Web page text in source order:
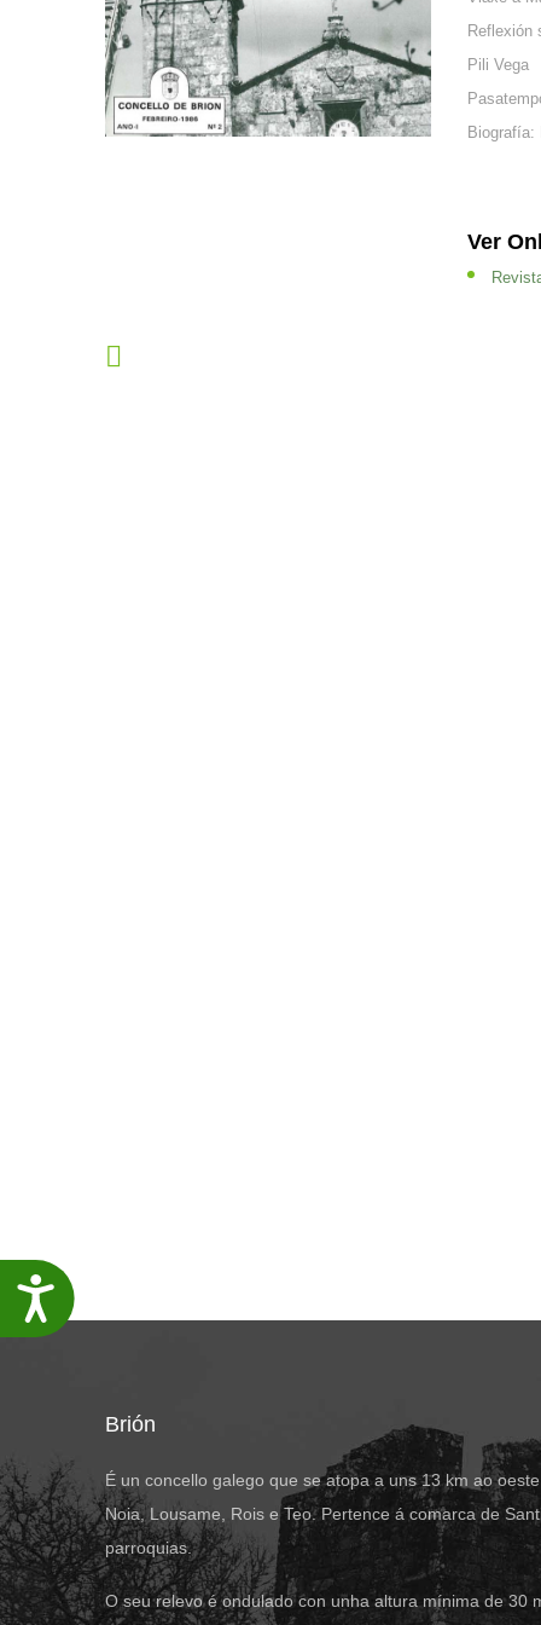
Accesibilidade
Reflexión
Pili Vega
Biografía:
Ver
Brión
É un concello galego que se atopa a uns 13 km ao
Noia, Lousame, Rois e Teo. Pertence á comarca de
parroquias.
O seu relevo é ondulado con unha altura mínima de 30